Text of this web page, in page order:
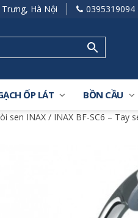
Hà Nội 0395319094
ỐP LÁT BỒN CẦU
sen INAX / INAX BF-SC6 – Tay